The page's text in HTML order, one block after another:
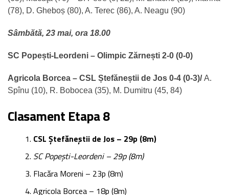
(78), D. Gheboș (80), A. Terec (86), A. Neagu (90)
Sâmbătă, 23 mai, ora 18.00
SC Popești-Leordeni – Olimpic Zărnești 2-0 (0-0)
Agricola Borcea – CSL Ștefăneștii de Jos 0-4 (0-3)/A.
Spînu (10), R. Bobocea (35), M. Dumitru (45, 84)
Clasament Etapa 8
CSL Ștefăneștii de Jos – 29p (8m)
SC Popești-Leordeni – 29p (8m)
Flacăra Moreni – 23p (8m)
Agricola Borcea – 18p (8m)